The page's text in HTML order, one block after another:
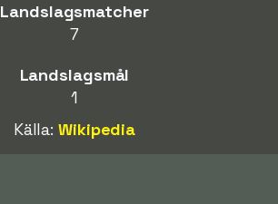
Landslagsmatcher
7
Landslagsmål
1
Källa:Wikipedia